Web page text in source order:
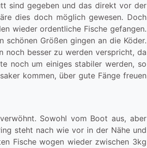
sind gegeben und das direkt vor der
dies doch möglich gewesen. Doch
wieder ordentliche Fische gefangen.
schönen Größen gingen an die Köder.
noch besser zu werden verspricht, da
noch um einiges stabiler werden, so
kommen, über gute Fänge freuen
Sowohl vom Boot aus, aber
steht nach wie vor in der Nähe und
Fische wogen wieder zwischen 3kg